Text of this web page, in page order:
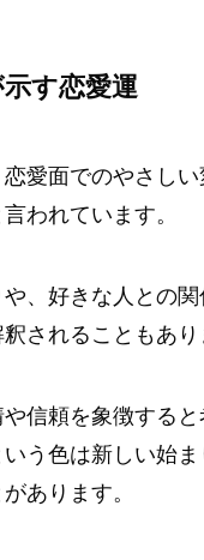
す恋愛運
愛面でのやさし
われています。
、好きな人との関
されることもあり
信頼を象徴すると
う色は新しい始
あります。